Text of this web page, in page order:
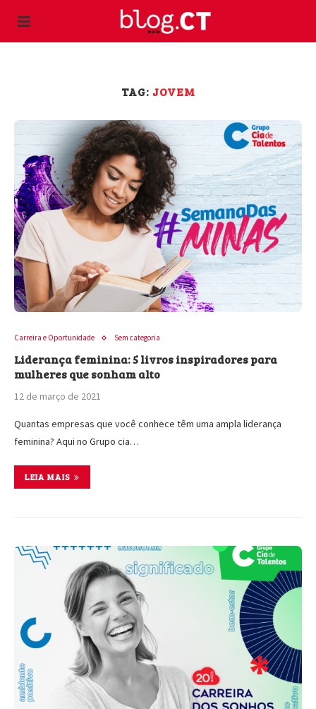
TAG: JOVEM
Carreira e Oportunidade Sem categoria
Liderança feminina: 5 livros inspiradores para
mulheres que sonham alto
12 de março de 2021
Quantas empresas que você conhece têm uma ampla liderança
feminina? Aqui no Grupo cia…
LEIA MAIS